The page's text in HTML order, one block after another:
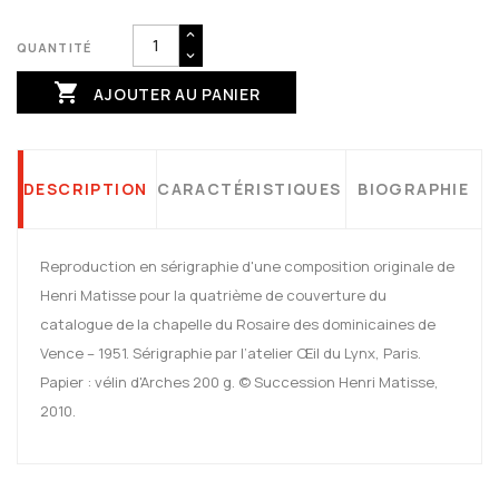
QUANTITÉ
 AJOUTER AU PANIER
DESCRIPTION CARACTÉRISTIQUES BIOGRAPHIE
Reproduction en sérigraphie d'une composition originale de
Henri Matisse pour la quatrième de couverture du
catalogue de la chapelle du Rosaire des dominicaines de
Vence – 1951. Sérigraphie par l’atelier Œil du Lynx, Paris.
Papier : vélin d'Arches 200 g. © Succession Henri Matisse,
2010.